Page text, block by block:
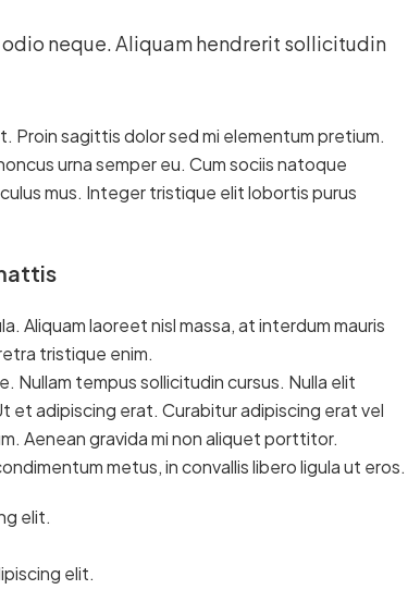
neque. Aliquam hendrerit sollicitudin
Proin sagittis dolor sed mi elementum pretium.
urna semper eu. Cum sociis natoque
mus. Integer tristique elit lobortis purus
Aliquam laoreet nisl massa, at interdum mauris
tristique enim.
Nullam tempus sollicitudin cursus. Nulla elit
et adipiscing erat. Curabitur adipiscing erat vel
Aenean gravida mi non aliquet porttitor.
metus, in convallis libero ligula ut eros.
elit.
elit.